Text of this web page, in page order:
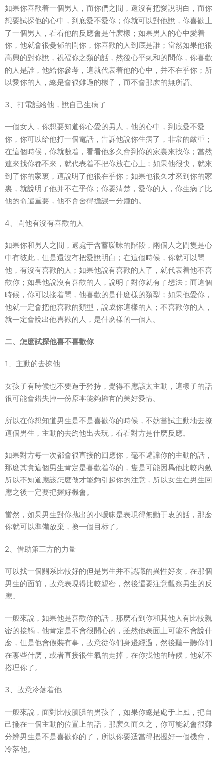
如果你喜歡着一個男人，而你們之間，還沒有把愛說明白，而你
想要試探他的心中，到底愛不愛你；你就可以對他說，你喜歡上
了一個男人，看看他的反應會是什麽樣；如果男人的心中愛着
你，他就會很憂郁的問你，你喜歡的人到底是誰；當然如果他很
高興的對你說，祝福你之類的話，然後心平氣和的問你，你喜歡
的人是誰，他給你參考，這就代表着他的心中，并不在乎你；所
以愛你的人，總是會很難過的樣子，而不會那麽的無所謂。
3、打電話給他，說自己生病了
一個女人，你想要知道你心愛的男人，他的心中，到底愛不愛
你，你可以給他打一個電話，告訴他說你生病了，非常的嚴重；
在這個時候，你就數着，看看他多久會到你的家裏來找你；當然
連來找你都不來，就代表着不把你放在心上；如果他很快，就來
到了你的家裏，這說明了他很在乎你；如果他很久才來到你的家
裏，就說明了他并不在乎你；你要清楚，愛你的人，你生病了比
他的命還重要，他不會舍得擔誤一分鍾的。
4、問他有沒有喜歡的人
如果你和男人之間，還處于含蓄暧昧的階段，兩個人之間隻是心
中有彼此，但是還沒有把愛說明白；在這個時候，你就可以問
他，有沒有喜歡的人；如果他說有喜歡的人了，就代表着他不喜
歡你；如果他說沒有喜歡的人，說明了對你就有了想法；而這個
時候，你可以接着問，他喜歡的是什麽樣的類型；如果他愛你，
他就一定會把他喜歡的類型，說成你這樣的人；不喜歡你的人，
就一定會說出他喜歡的人，是什麽樣的一個人。
二、怎麽試探他喜不喜歡你
1、主動的去撩他
女孩子有時候也不要過于矜持，覺得不應該太主動，這樣子的話
很可能會錯失掉一份原本能夠擁有的美好愛情。
所以在你想知道男生是不是喜歡你的時候，不妨嘗試主動地去撩
這個男生，主動的去約他出去玩，看看對方是什麽反應。
如果對方每一次都會很直接的回應你，毫不避諱你的主動的話，
那麽其實這個男生肯定是喜歡着你的，隻是可能因爲他比較内斂
所以不知道應該怎麽做才能夠引起你的注意，所以女生在男生回
應之後一定要把握好機會。
當然，如果男生對你抛出的小暧昧是表現得無動于衷的話，那麽
你就可以準備放棄，換一個目标了。
2、借助第三方的力量
可以找一個關系比較好的但是男生并不認識的異性好友，在那個
男生的面前，故意表現得比較親密，然後還要注意觀察男生的反
應。
一般來說，如果他是喜歡你的話，那麽看到你和其他人有比較親
密的接觸，他肯定是不會很開心的，雖然他表面上可能不會說什
麽，但是他會假裝有事，故意從你們身邊經過，然後聽一聽你們
在聊些什麽，或者直接很生氣的走掉，在你找他的時候，他就不
搭理你了。
3、故意冷落着他
一般來說，面對比較腼腆的男孩子，如果你總是處于上風，把自
己擺在一個主動的位置上的話，那麽久而久之，你可能就會很難
分辨男生是不是喜歡你的了，所以你要适當得把握好一個機會，
冷落他。